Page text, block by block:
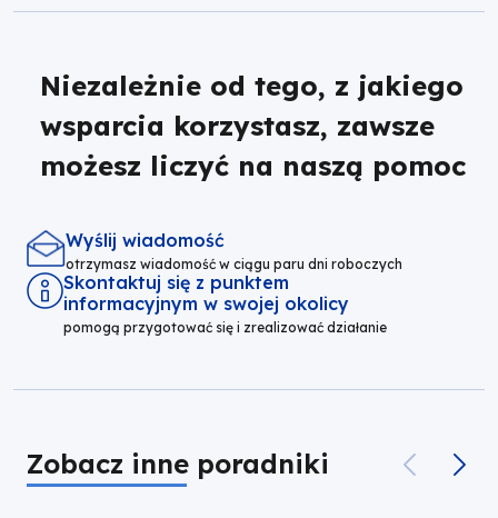
Niezależnie od tego, z jakiego
wsparcia korzystasz, zawsze
możesz liczyć na naszą pomoc
Wyślij wiadomość
otrzymasz wiadomość w ciągu paru dni roboczych
Skontaktuj się z punktem
informacyjnym w swojej okolicy
pomogą przygotować się i zrealizować działanie
Zobacz inne poradniki